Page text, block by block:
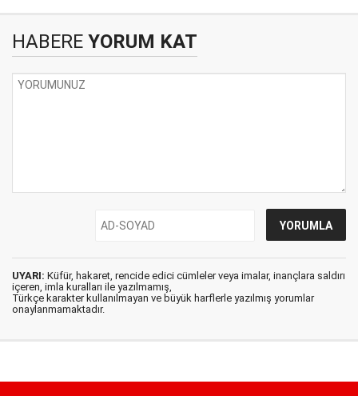
HABERE YORUM KAT
UYARI: Küfür, hakaret, rencide edici cümleler veya imalar, inançlara saldırı
içeren, imla kuralları ile yazılmamış,
Türkçe karakter kullanılmayan ve büyük harflerle yazılmış yorumlar
onaylanmamaktadır.